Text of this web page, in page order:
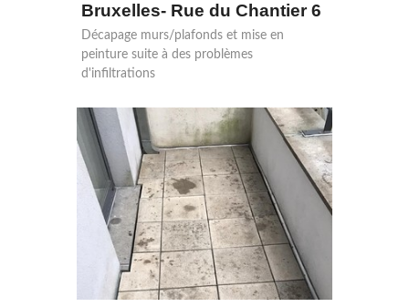
Bruxelles- Rue du Chantier 6
Décapage murs/plafonds et mise en
peinture suite à des problèmes
d'infiltrations